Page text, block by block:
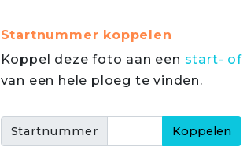
Startnummer koppelen
Koppel deze foto aan een start- of
van een hele ploeg te vinden.
Startnummer